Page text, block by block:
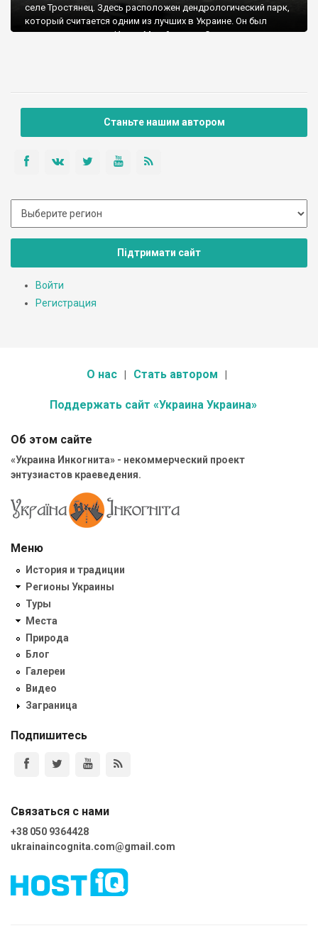
селе Тростянец. Здесь расположен дендрологический парк,
который считается одним из лучших в Украине. Он был
создан на средства Ивана Михайловича Скоропадского -
Станьте нашим автором
Підтримати сайт
Войти
Регистрация
О нас Стать автором
Поддержать сайт «Украина Украина»
Об этом сайте
«Украина Инкогнита» - некоммерческий проект
энтузиастов краеведения.
Меню
История и традиции
Регионы Украины
Туры
Места
Природа
Блог
Галереи
Видео
Заграница
Подпишитесь
Связаться с нами
+38 050 9364428
ukrainaincognita.com@gmail.com